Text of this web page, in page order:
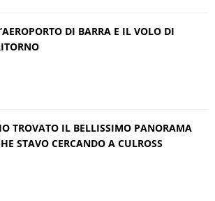
DI BARRA E IL VOLO DI
TROVATO IL BELLISSIMO PANORAMA
STAVO CERCANDO A CULROSS